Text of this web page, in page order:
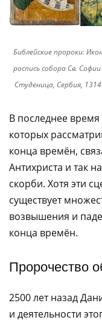
Библейские пророки:
роспись собора Св.
Студеница, Сербия,
В последнее
которых
конца времён,
Антихриста и так
скорби. Хотя эти
существует
возвышения и
конца времён.
Пророчество
2500 лет назад
и деятельности